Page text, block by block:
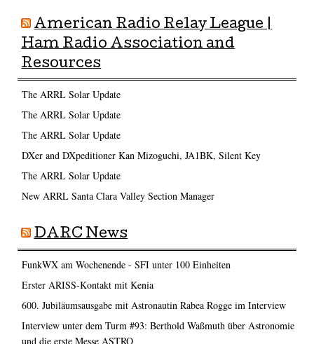
American Radio Relay League |
Ham Radio Association and
Resources
The ARRL Solar Update
The ARRL Solar Update
The ARRL Solar Update
DXer and DXpeditioner Kan Mizoguchi, JA1BK, Silent Key
The ARRL Solar Update
New ARRL Santa Clara Valley Section Manager
DARC News
FunkWX am Wochenende - SFI unter 100 Einheiten
Erster ARISS-Kontakt mit Kenia
600. Jubiläumsausgabe mit Astronautin Rabea Rogge im Interview
Interview unter dem Turm #93: Berthold Waßmuth über Astronomie
und die erste Messe ASTRO